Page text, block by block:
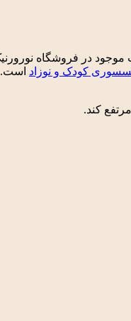
کرد. محصولات موجود در
کودک و نوزاد است.
کند.